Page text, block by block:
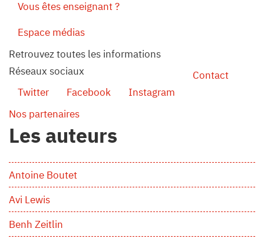
Vous êtes enseignant ?
Espace médias
Retrouvez toutes les informations
Réseaux sociaux
Twitter
Facebook Instagram
Contact
Nos partenaires
Les auteurs
Antoine Boutet
Avi Lewis
Benh Zeitlin